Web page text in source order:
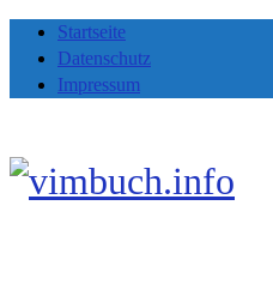
Startseite
Datenschutz
Impressum